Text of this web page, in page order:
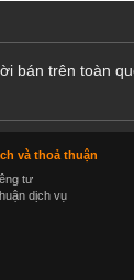
bán trên toàn
và thoả thuận
tư
dịch vụ